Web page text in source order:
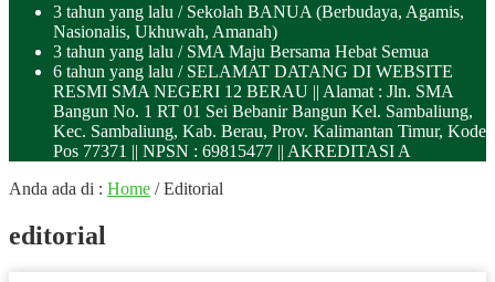
3 tahun yang lalu / Sekolah BANUA (Berbudaya, Agamis,
Nasionalis, Ukhuwah, Amanah)
3 tahun yang lalu / SMA Maju Bersama Hebat Semua
6 tahun yang lalu / SELAMAT DATANG DI WEBSITE
RESMI SMA NEGERI 12 BERAU || Alamat : Jln. SMA
Bangun No. 1 RT 01 Sei Bebanir Bangun Kel. Sambaliung,
Kec. Sambaliung, Kab. Berau, Prov. Kalimantan Timur, Kode
Pos 77371 || NPSN : 69815477 || AKREDITASI A
Anda ada di : Home /Editorial
editorial